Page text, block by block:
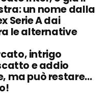
un nome dalla
Serie A dai
le alternative
intrigo
e addio
ma può restare…